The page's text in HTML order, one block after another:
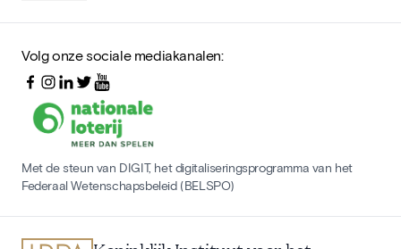
Volg onze sociale mediakanalen:
Met de steun van DIGIT, het digitaliseringsprogramma van het
Federaal Wetenschapsbeleid (BELSPO)